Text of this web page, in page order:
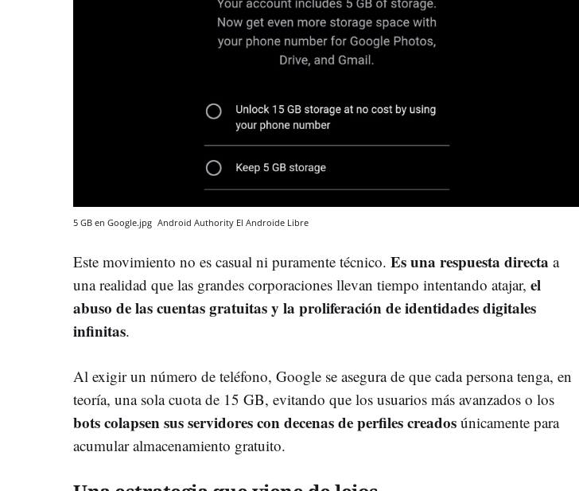
5 GB en Google.jpg Android Authority El Androide Libre
Este movimiento no es casual ni puramente técnico. Es una respuesta directa a
una realidad que las grandes corporaciones llevan tiempo intentando atajar, el
abuso de las cuentas gratuitas y la proliferación de identidades digitales
infinitas.
Al exigir un número de teléfono, Google se asegura de que cada persona tenga, en
teoría, una sola cuota de 15 GB, evitando que los usuarios más avanzados o los
bots colapsen sus servidores con decenas de perfiles creados únicamente para
acumular almacenamiento gratuito.